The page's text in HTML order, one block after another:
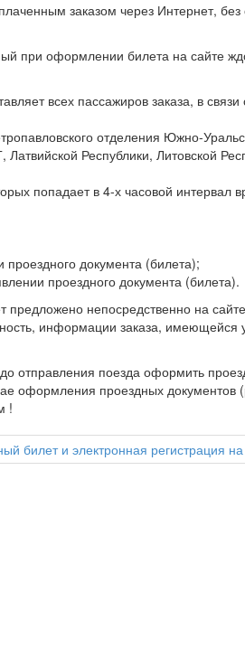
заказом через Интернет,
при оформлении билета на сайте
всех пассажиров заказа, в
отделения Южно-
Республики, Литовской
попадает в 4-х часовой интервал
документа (билета);
проездного документа (билета).
непосредственно на
информации заказа, имеющейся
отправления поезда оформить
оформления проездных документов
!
билет и электронная регистрация